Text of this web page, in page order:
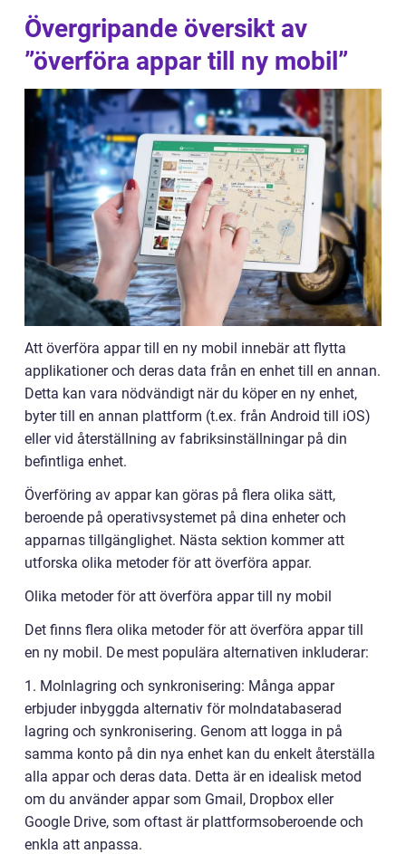
Övergripande översikt av
”överföra appar till ny mobil”
Att överföra appar till en ny mobil innebär att flytta
applikationer och deras data från en enhet till en annan.
Detta kan vara nödvändigt när du köper en ny enhet,
byter till en annan plattform (t.ex. från Android till iOS)
eller vid återställning av fabriksinställningar på din
befintliga enhet.
Överföring av appar kan göras på flera olika sätt,
beroende på operativsystemet på dina enheter och
apparnas tillgänglighet. Nästa sektion kommer att
utforska olika metoder för att överföra appar.
Olika metoder för att överföra appar till ny mobil
Det finns flera olika metoder för att överföra appar till
en ny mobil. De mest populära alternativen inkluderar:
1. Molnlagring och synkronisering: Många appar
erbjuder inbyggda alternativ för molndatabaserad
lagring och synkronisering. Genom att logga in på
samma konto på din nya enhet kan du enkelt återställa
alla appar och deras data. Detta är en idealisk metod
om du använder appar som Gmail, Dropbox eller
Google Drive, som oftast är plattformsoberoende och
enkla att anpassa.